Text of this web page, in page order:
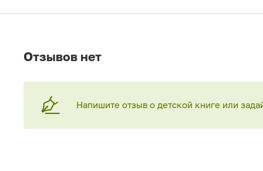
Отзывов нет
Напишите отзыв о детской книге или